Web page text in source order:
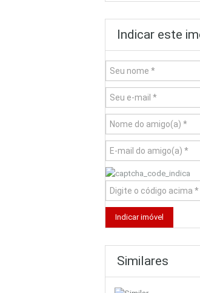
Indicar este
Similares